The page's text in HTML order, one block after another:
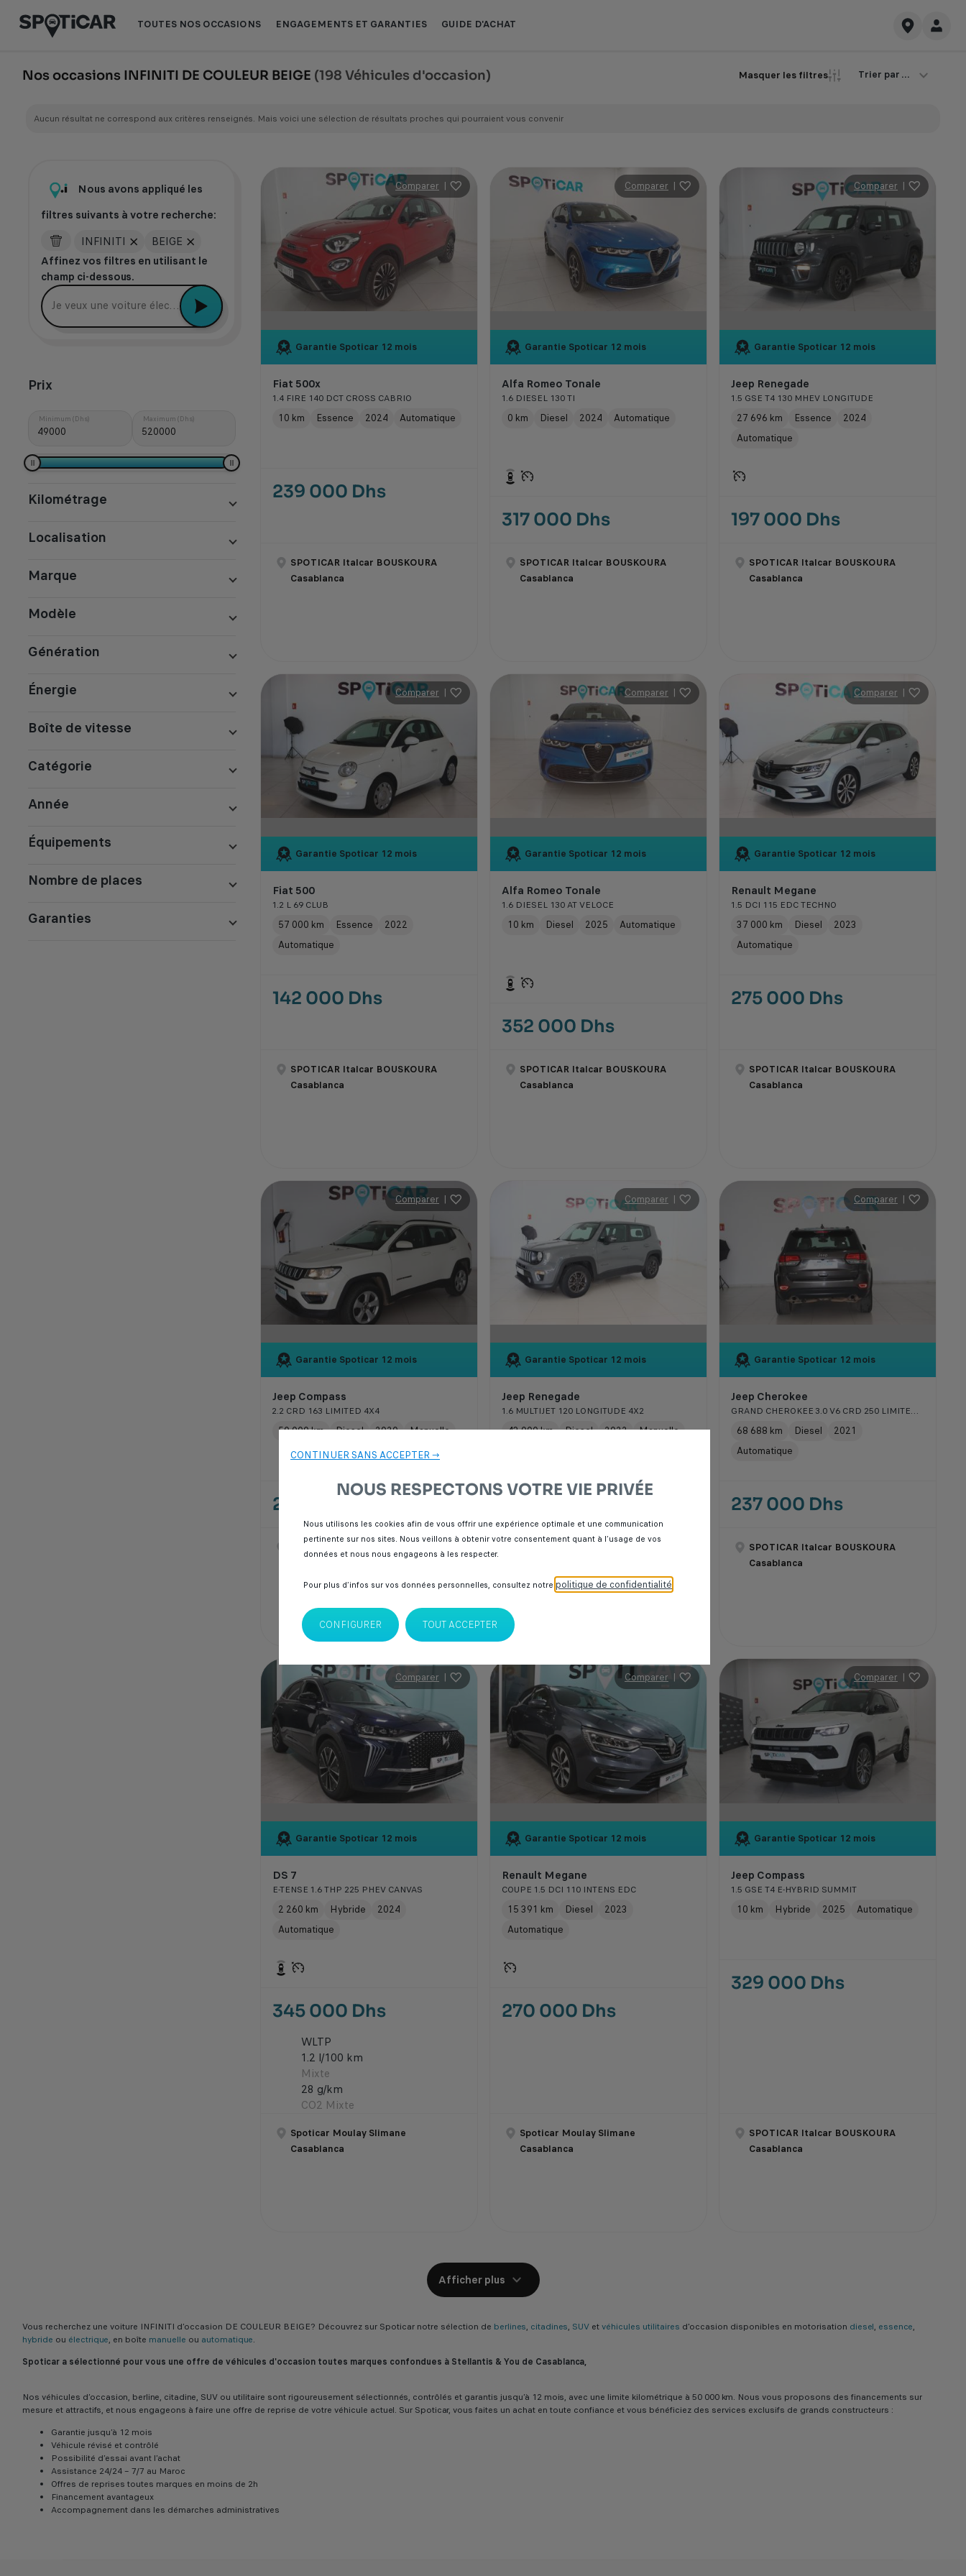
contenu
TOUTES NOS OCCASIONS ENGAGEMENTS ET GARANTIES GUIDE D'ACHAT
Nos occasions INFINITI DE COULEUR BEIGE (198 Véhicules d'occasion) Masquer les filtres Trier par ...
Aucun résultat ne correspond aux critères renseignés. Mais voici une sélection de résultats proches qui pourraient vous convenir
Nous avons appliqué les
filtres suivants à votre recherche:
INFINITI
BEIGE
Affinez vos filtres en utilisant le
champ ci-dessous.
Je veux une voiture électrique récente
Prix
Minimum (Dhs) Maximum (Dhs)
Kilométrage
Localisation
Marque
Modèle
Génération
Énergie
Boîte de vitesse
Catégorie
Année
Équipements
Nombre de places
Garanties
Comparer |
Garantie Spoticar 12 mois
Fiat 500x
1.4 FIRE 140 DCT CROSS CABRIO
10 km Essence 2024 Automatique
239 000 Dhs
SPOTICAR Italcar BOUSKOURA
Casablanca
Comparer |
Garantie Spoticar 12 mois
Alfa Romeo Tonale
1.6 DIESEL 130 TI
0 km Diesel 2024 Automatique
317 000 Dhs
SPOTICAR Italcar BOUSKOURA
Casablanca
Comparer |
Garantie Spoticar 12 mois
Jeep Renegade
1.5 GSE T4 130 MHEV LONGITUDE
27 696 km Essence
2024
Automatique
197 000 Dhs
SPOTICAR Italcar BOUSKOURA
Casablanca
Comparer |
Garantie Spoticar 12 mois
Fiat 500
1.2 L 69 CLUB
57 000 km Essence
2022
Automatique
142 000 Dhs
SPOTICAR Italcar BOUSKOURA
Casablanca
Comparer |
Garantie Spoticar 12 mois
Alfa Romeo Tonale
1.6 DIESEL 130 AT VELOCE
10 km Diesel 2025 Automatique
352 000 Dhs
SPOTICAR Italcar BOUSKOURA
Casablanca
Comparer |
Garantie Spoticar 12 mois
Renault Megane
1.5 DCI 115 EDC TECHNO
37 000 km Diesel
2023
Automatique
275 000 Dhs
SPOTICAR Italcar BOUSKOURA
Casablanca
Comparer |
Garantie Spoticar 12 mois
Jeep Compass
2.2 CRD 163 LIMITED 4X4
50 000 km Diesel 2020 Manuelle
229 000 Dhs
SPOTICAR Italcar BOUSKOURA
Comparer |
Garantie Spoticar 12 mois
Jeep Renegade
1.6 MULTIJET 120 LONGITUDE 4X2
43 000 km Diesel 2022 Manuelle
SPOTICAR Italcar BOUSKOURA
Comparer |
Garantie Spoticar 12 mois
Jeep Cherokee
GRAND CHEROKEE 3.0 V6 CRD 250 LIMITED BVA8
68 688 km Diesel
2021
Automatique
237 000 Dhs
SPOTICAR Italcar BOUSKOURA
Casablanca
Comparer |
Garantie Spoticar 12 mois
DS 7
E-TENSE 1.6 THP 225 PHEV CANVAS
2 260 km Hybride
2024
Automatique
345 000 Dhs
WLTP
1.2 l/100 km
Mixte
28 g/km
CO2 Mixte
Spoticar Moulay Slimane
Casablanca
Comparer |
Garantie Spoticar 12 mois
Renault Megane
COUPE 1.5 DCI 110 INTENS EDC
15 391 km Diesel
2023
Automatique
270 000 Dhs
Spoticar Moulay Slimane
Casablanca
Comparer |
Garantie Spoticar 12 mois
Jeep Compass
1.5 GSE T4 E-HYBRID SUMMIT
10 km Hybride 2025 Automatique
329 000 Dhs
SPOTICAR Italcar BOUSKOURA
Casablanca
Afficher plus
Vous recherchez une voiture INFINITI d’occasion DE COULEUR BEIGE? Découvrez sur Spoticar notre sélection de berlines, citadines, SUV etvéhicules utilitaires d'occasion disponibles en motorisation diesel, essence,
hybride ou électrique, en boîte manuelle ou automatique.
Spoticar a sélectionné pour vous une offre de véhicules d'occasion toutes marques confondues à Stellantis & You de Casablanca,
Nos véhicules d’occasion, berline, citadine, SUV ou utilitaire sont rigoureusement sélectionnés, contrôlés et garantis jusqu’à 12 mois, avec une limite kilométrique à 50 000 km. Nous vous proposons des financements sur
mesure et attractifs, et nous engageons à faire une offre de reprise de votre véhicule actuel. Sur Spoticar, vous faites un achat en toute confiance et vous bénéficiez des services exclusifs de grands constructeurs :
Garantie jusqu’à 12 mois
Véhicule révisé et contrôlé
Possibilité d’essai avant l’achat
Assistance 24/24 – 7/7 au Maroc
Offres de reprises toutes marques en moins de 2h
Financement avantageux
Accompagnement dans les démarches administratives
CONTINUER SANS ACCEPTER →
NOUS RESPECTONS VOTRE VIE PRIVÉE
Nous utilisons les cookies afin de vous offrir une expérience optimale et une communication
pertinente sur nos sites. Nous veillons à obtenir votre consentement quant à l’usage de vos
données et nous nous engageons à les respecter.
Pour plus d’infos sur vos données personnelles, consultez notre politique de confidentialité
CONFIGURER TOUT ACCEPTER